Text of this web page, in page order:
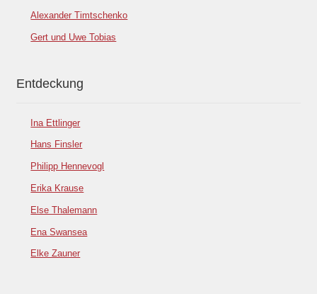
Alexander Timtschenko
Gert und Uwe Tobias
Entdeckung
Ina Ettlinger
Hans Finsler
Philipp Hennevogl
Erika Krause
Else Thalemann
Ena Swansea
Elke Zauner